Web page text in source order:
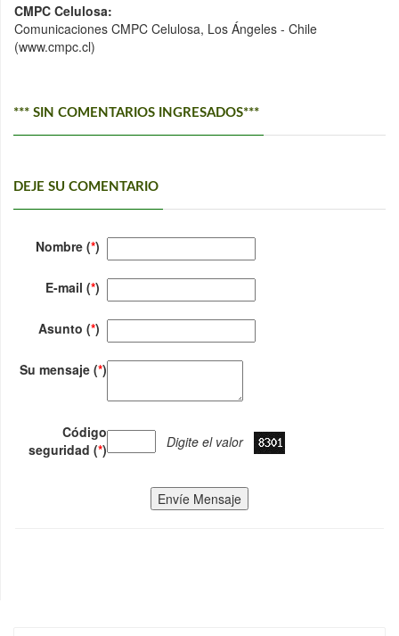
CMPC Celulosa:
Comunicaciones CMPC Celulosa, Los Ángeles - Chile
(www.cmpc.cl)
*** SIN COMENTARIOS INGRESADOS***
DEJE SU COMENTARIO
Nombre (*)
E-mail (*)
Asunto (*)
Su mensaje (*)
Código
seguridad (*) Digite el valor
Envíe Mensaje